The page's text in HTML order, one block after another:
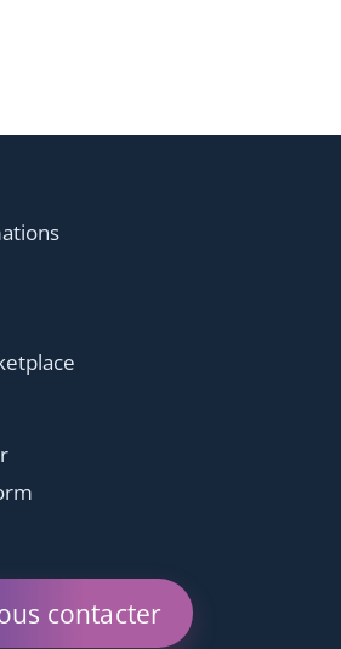
contacter